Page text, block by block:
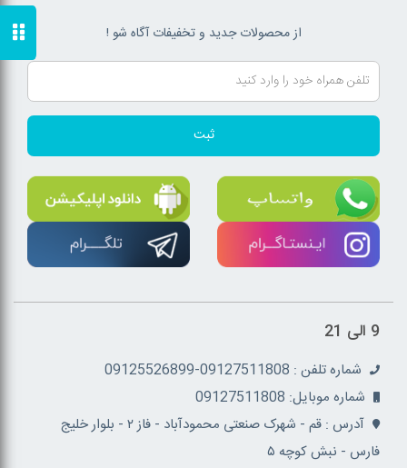
از محصولات جدید و تخفیفات آگاه شو !
ثبت
9 الی 21
شماره تلفن : 09127511808-09125526899
شماره موبایل: 09127511808
آدرس : قم - شهرک صنعتی محمودآباد - فاز ۲ - بلوار خلیج
فارس - نبش کوچه ۵